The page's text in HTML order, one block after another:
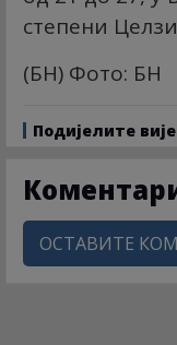
степени
(БН) Фото: БН
Подијелите
ОСТАВИТЕ